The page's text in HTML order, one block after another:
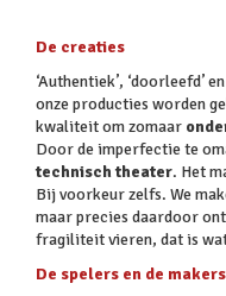
De creaties
‘Authentiek’, ‘doorleefd’
onze producties worden
kwaliteit om zomaar
Door de imperfectie te
technisch theater. Het
Bij voorkeur zelfs. We
maar precies daardoor
fragiliteit vieren, dat is
De spelers en de makers